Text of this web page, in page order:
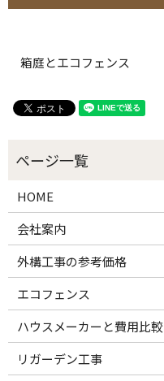
箱庭とエコフェンス
HOME
会社案内
外構工事の参考価格
エコフェンス
ハウスメーカーと費用比較
リガーデン工事